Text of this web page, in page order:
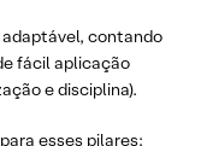
adaptável, contando
fácil aplicação
e disciplina).
esses pilares: